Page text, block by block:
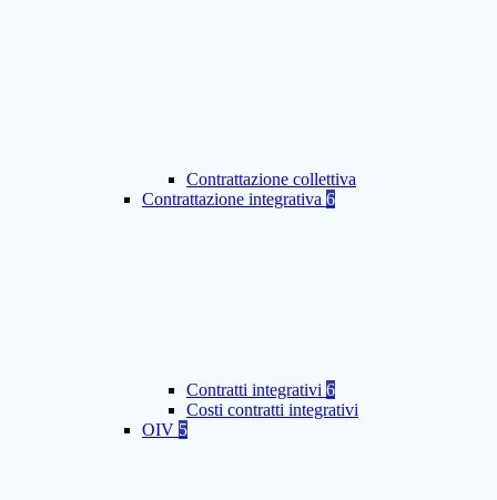
Contrattazione collettiva
Contrattazione integrativa 6
Contratti integrativi 6
Costi contratti integrativi
OIV 5